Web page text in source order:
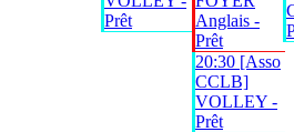
Prêt
Anglais -
Prêt
20:30 [Asso
CCLB]
VOLLEY -
Prêt